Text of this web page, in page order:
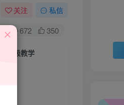
关注 私信
672 350
姆级教学
（
（
实用外